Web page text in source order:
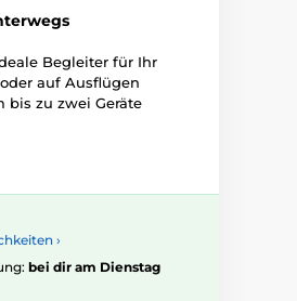
Begleiter für Ihr
auf Ausflügen
bis zu zwei Geräte
›
bei dir am Dienstag